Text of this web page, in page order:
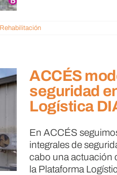
Rehabilitación
ACCÉS
seguridad
Logística
En ACCÉS
integrales de
cabo una actuación
la Plataforma